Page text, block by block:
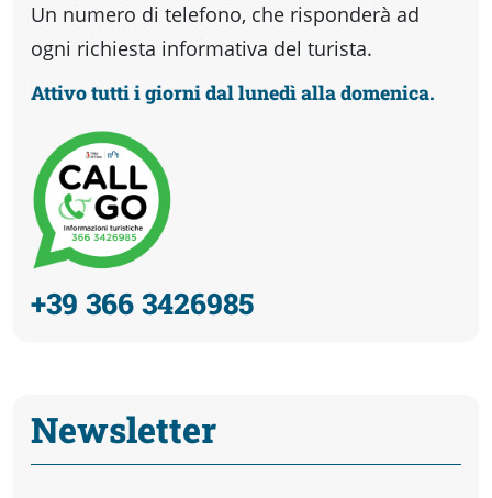
Un numero di telefono, che risponderà ad
ogni richiesta informativa del turista.
Attivo tutti i giorni dal lunedì alla domenica.
+39 366 3426985
Newsletter